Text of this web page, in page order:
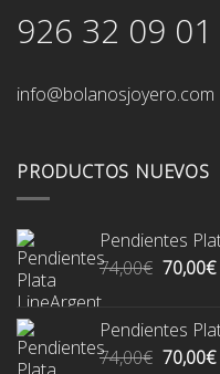
926 32 09 01
info@bolanosjoyero.com
PRODUCTOS NUEVOS
Pendientes
74,00€ El
era:
74,00€.
70,00€
Pendientes
74,00€ El
70,00€